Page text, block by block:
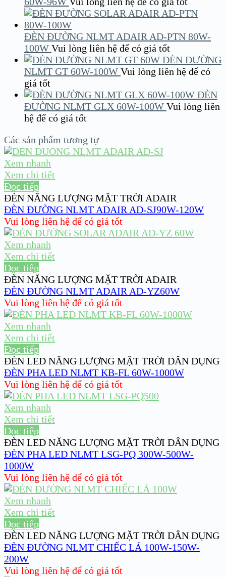
ĐÈN ĐƯỜNG NLMT ADAIR AD-PTN 80W-
100W Vui lòng liên hệ để có giá tốt
ĐÈN ĐƯỜNG
NLMT GT 60W-100W Vui lòng liên hệ để có
giá tốt
ĐÈN
ĐƯỜNG NLMT GLX 60W-100W Vui lòng liên
hệ để có giá tốt
Các sản phẩm tương tự
Xem nhanh
Xem chi tiết
Đọc tiếp
ĐÈN NĂNG LƯỢNG MẶT TRỜI ADAIR
ĐÈN ĐƯỜNG NLMT ADAIR AD-SJ90W-120W
Vui lòng liên hệ để có giá tốt
Xem nhanh
Xem chi tiết
Đọc tiếp
ĐÈN NĂNG LƯỢNG MẶT TRỜI ADAIR
ĐÈN ĐƯỜNG NLMT ADAIR AD-YZ60W
Vui lòng liên hệ để có giá tốt
Xem nhanh
Xem chi tiết
Đọc tiếp
ĐÈN LED NĂNG LƯỢNG MẶT TRỜI DÂN DỤNG
ĐÈN PHA LED NLMT KB-FL 60W-1000W
Vui lòng liên hệ để có giá tốt
Xem nhanh
Xem chi tiết
Đọc tiếp
ĐÈN LED NĂNG LƯỢNG MẶT TRỜI DÂN DỤNG
ĐÈN PHA LED NLMT LSG-PQ 300W-500W-
1000W
Vui lòng liên hệ để có giá tốt
Xem nhanh
Xem chi tiết
Đọc tiếp
ĐÈN LED NĂNG LƯỢNG MẶT TRỜI DÂN DỤNG
ĐÈN ĐƯỜNG NLMT CHIẾC LÁ 100W-150W-
200W
Vui lòng liên hệ để có giá tốt